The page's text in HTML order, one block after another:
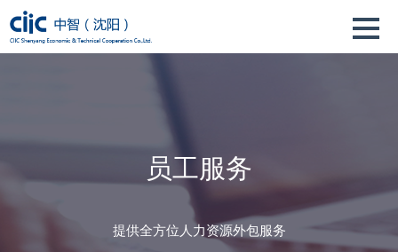
员工服务
提供全方位人力资源外包服务